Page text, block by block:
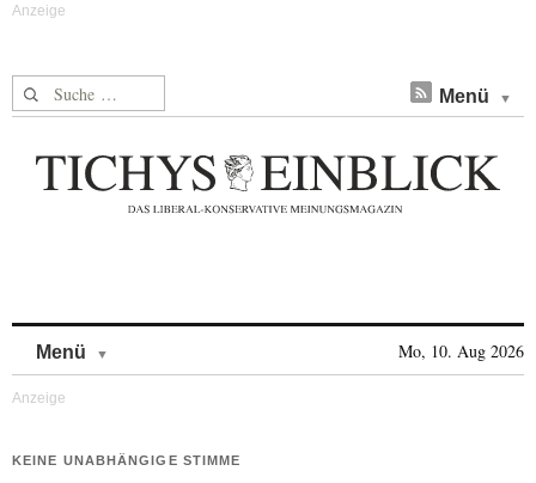
Suche nach: Menü
Menü Mo, 10. Aug 2026
KEINE UNABHÄNGIGE STIMME